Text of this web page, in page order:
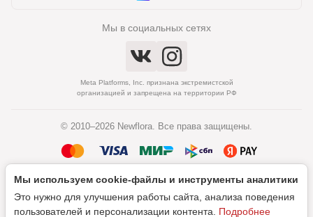
Мы в социальных сетях
Meta Platforms, Inc. признана экстремистской
организацией и запрещена на территории РФ
© 2010–2026 Newflora. Все права защищены.
Политика обработки персональных данных
Согласие на обработку персональных данных
Мы используем cookie‑файлы и инструменты аналитики
Это нужно для улучшения работы сайта, анализа поведения
пользователей и персонализации контента. Подробнее